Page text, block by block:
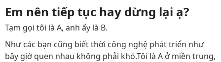
Em nên tiếp tục hay dừng lại ạ?
Tạm gọi tôi là A, anh ấy là B.
Như các bạn cũng biết thời công nghệ phát triển như
bây giờ quen nhau không phải khó.Tôi là A ở miền trung,